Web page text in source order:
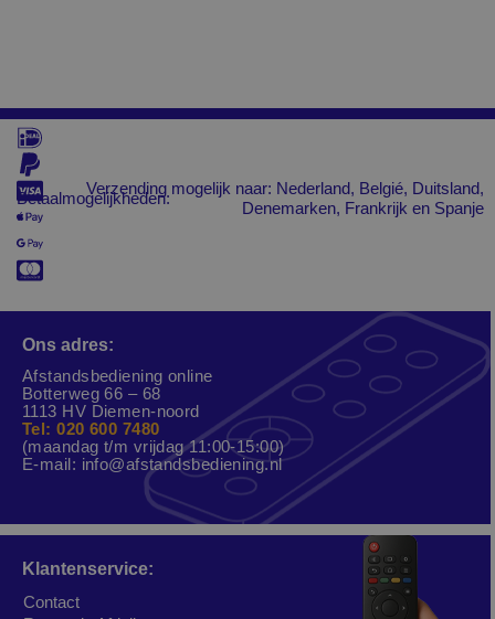
Betaalmogelijkheden:
Verzending mogelijk naar: Nederland, Belgié, Duitsland,
Denemarken, Frankrijk en Spanje
Ons adres:
Afstandsbediening online
Botterweg 66 – 68
1113 HV Diemen-noord
Tel: 020 600 7480
(maandag t/m vrijdag 11:00-15:00)
E-mail: info@afstandsbediening.nl
Klantenservice:
Contact